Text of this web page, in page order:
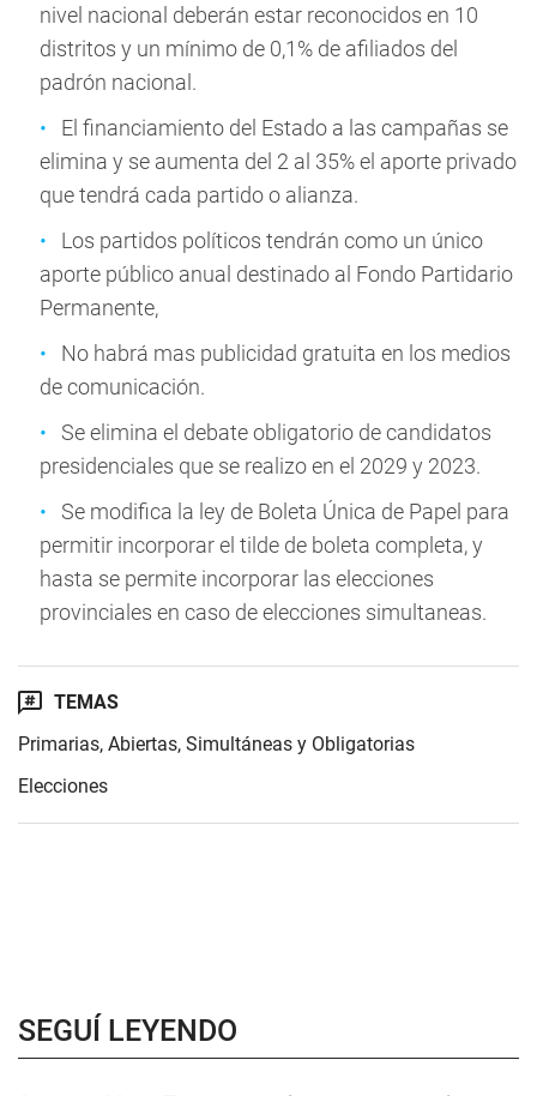
nivel nacional deberán estar reconocidos en 10
distritos y un mínimo de 0,1% de afiliados del
padrón nacional.
El financiamiento del Estado a las campañas se
elimina y se aumenta del 2 al 35% el aporte privado
que tendrá cada partido o alianza.
Los partidos políticos tendrán como un único
aporte público anual destinado al Fondo Partidario
Permanente,
No habrá mas publicidad gratuita en los medios
de comunicación.
Se elimina el debate obligatorio de candidatos
presidenciales que se realizo en el 2029 y 2023.
Se modifica la ley de Boleta Única de Papel para
permitir incorporar el tilde de boleta completa, y
hasta se permite incorporar las elecciones
provinciales en caso de elecciones simultaneas.
TEMAS
Primarias, Abiertas, Simultáneas y Obligatorias
Elecciones
SEGUÍ LEYENDO